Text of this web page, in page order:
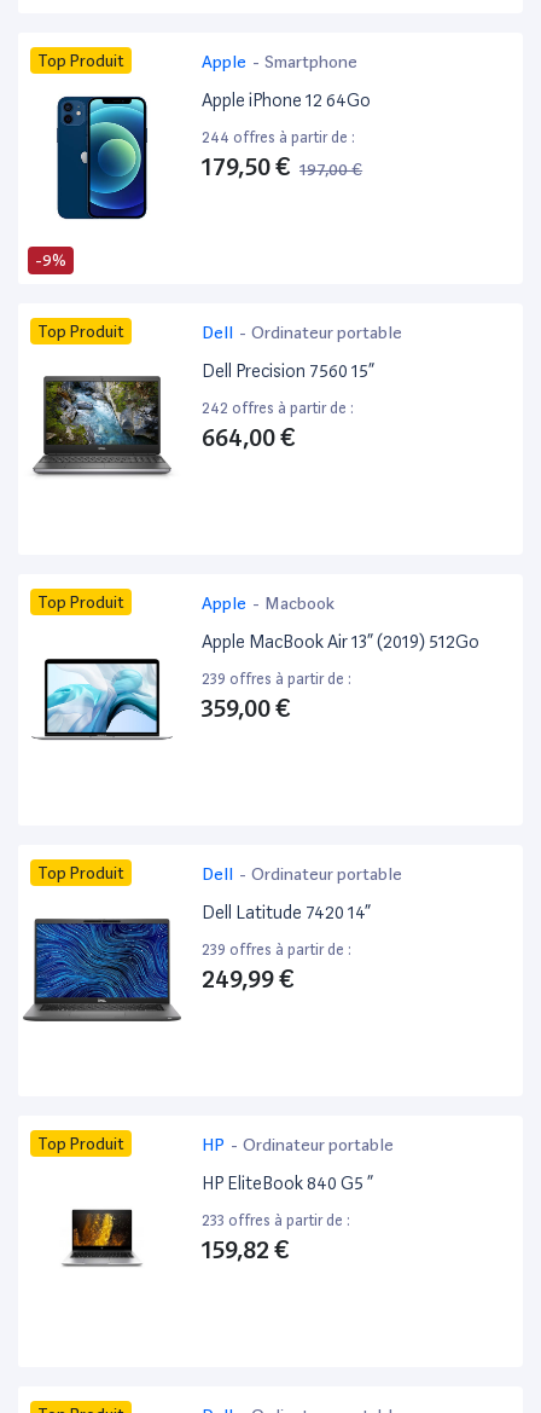
-9%
Top Produit Apple - Smartphone
Apple iPhone 12 64Go
244 offres à partir de :
179,50 € 197,00 €
Top Produit Dell - Ordinateur portable
Dell Precision 7560 15”
242 offres à partir de :
664,00 €
Top Produit Apple - Macbook
Apple MacBook Air 13” (2019) 512Go
239 offres à partir de :
359,00 €
Top Produit Dell - Ordinateur portable
Dell Latitude 7420 14”
239 offres à partir de :
249,99 €
Top Produit HP - Ordinateur portable
HP EliteBook 840 G5 ”
233 offres à partir de :
159,82 €